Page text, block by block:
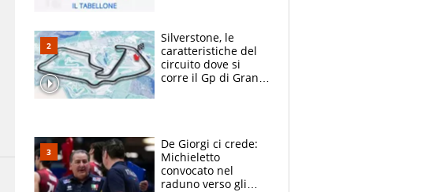
Silverstone, le
caratteristiche del
circuito dove si
corre il Gp di Gran
De Giorgi ci crede:
Michieletto
convocato nel
raduno verso gli